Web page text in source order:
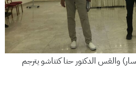
والقس الدكتور حنا كتناشو يترجم